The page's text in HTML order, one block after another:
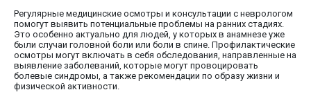
Регулярные медицинские осмотры и консультации с неврологом
помогут выявить потенциальные проблемы на ранних стадиях.
Это особенно актуально для людей, у которых в анамнезе уже
были случаи головной боли или боли в спине. Профилактические
осмотры могут включать в себя обследования, направленные на
выявление заболеваний, которые могут провоцировать
болевые синдромы, а также рекомендации по образу жизни и
физической активности.